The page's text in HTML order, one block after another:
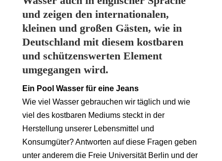
und zeigen den internationalen,
kleinen und großen Gästen, wie in
Deutschland mit diesem kostbaren
und schützenswerten Element
umgegangen wird.
Ein Pool Wasser für eine Jeans
Wie viel Wasser gebrauchen wir täglich und wie
viel des kostbaren Mediums steckt in der
Herstellung unserer Lebensmittel und
Konsumgüter? Antworten auf diese Fragen geben
unter anderem die Freie Universität Berlin und der